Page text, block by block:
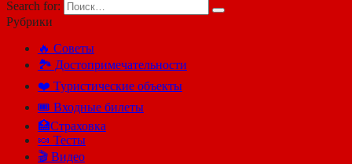
Search for:
Рубрики
🔥 Советы
🏞️ Достопримечательности
❤️ Туристические объекты
🎟️ Входные билеты
🏥Страховка
🍬 Тесты
🎬 Видео